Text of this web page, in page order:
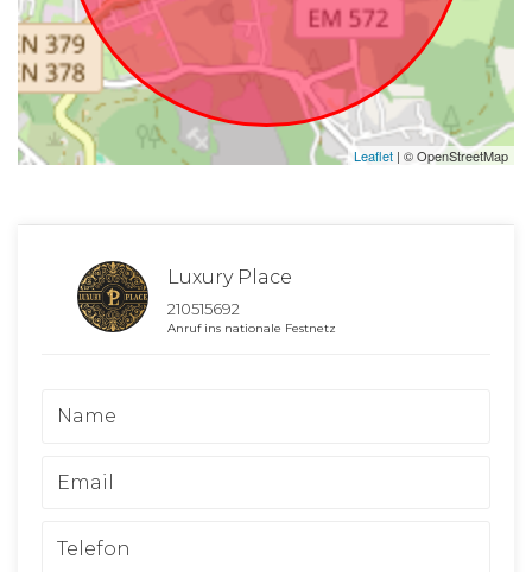
Leaflet | © OpenStreetMap
Luxury Place
210515692
Anruf ins nationale Festnetz